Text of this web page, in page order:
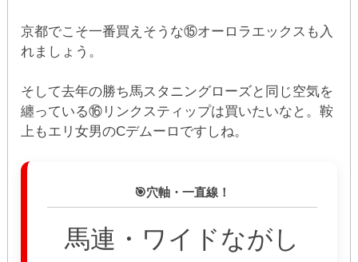
京都でこそ一番買えそうな⑮オーロラエックスも入
れましょう。
そして去年の勝ち馬スタニングローズと同じ空気を
纏っている⑯リンクスティップは買いたいなと。鞍
上もエリ女男のCデムーロですしね。
🎯穴軸・一直線！
馬連・ワイドながし